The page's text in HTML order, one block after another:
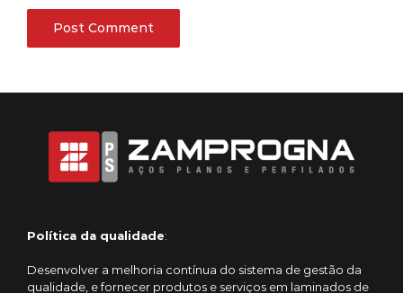
Política da qualidade:
Desenvolver a melhoria contínua do sistema de gestão da
qualidade, e fornecer produtos e serviços em laminados de